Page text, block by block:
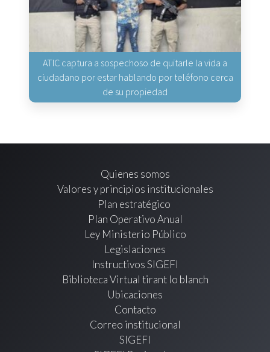
ATIC captura a sospechoso de quitarle la vida a
ciudadano por estar hablando por teléfono cerca
de su propiedad
Quienes somos
Valores y principios institucionales
Plan estratégico
Plan Operativo Anual
Ley Ministerio Público
Legislaciones
Instructivos SIGEFI
Biblioteca Virtual tirant lo blanch
Ubicaciones
Contacto
Correo institucional
SIGEFI